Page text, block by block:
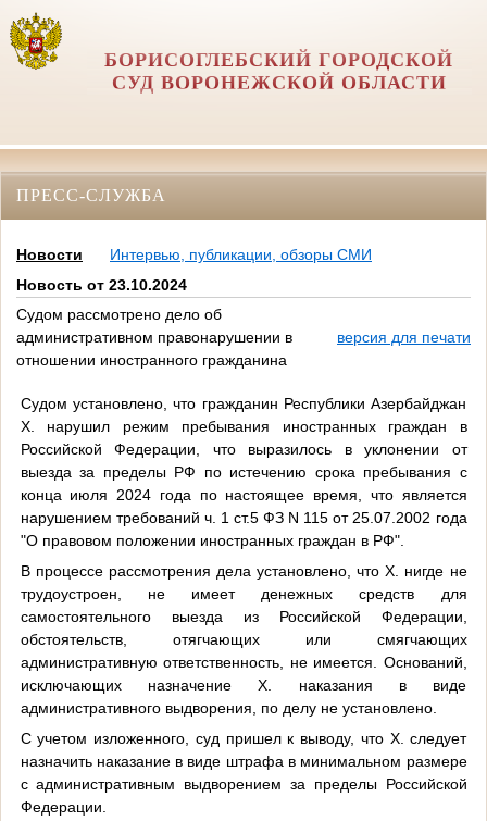
БОРИСОГЛЕБСКИЙ ГОРОДСКОЙ
СУД ВОРОНЕЖСКОЙ ОБЛАСТИ
ПРЕСС-СЛУЖБА
Новости
Интервью, публикации, обзоры СМИ
Новость от 23.10.2024
Судом рассмотрено дело об
административном правонарушении в
отношении иностранного гражданина
версия для печати
Судом установлено, что гражданин Республики Азербайджан
Х. нарушил режим пребывания иностранных граждан в
Российской Федерации, что выразилось в уклонении от
выезда за пределы РФ по истечению срока пребывания с
конца июля 2024 года по настоящее время, что является
нарушением требований ч. 1 ст.5 ФЗ N 115 от 25.07.2002 года
"О правовом положении иностранных граждан в РФ".
В процессе рассмотрения дела установлено, что Х. нигде не
трудоустроен, не имеет денежных средств для
самостоятельного выезда из Российской Федерации,
обстоятельств, отягчающих или смягчающих
административную ответственность, не имеется. Оснований,
исключающих назначение Х. наказания в виде
административного выдворения, по делу не установлено.
С учетом изложенного, суд пришел к выводу, что Х. следует
назначить наказание в виде штрафа в минимальном размере
с административным выдворением за пределы Российской
Федерации.